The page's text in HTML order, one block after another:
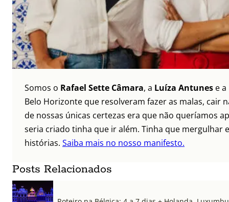
Somos o Rafael Sette Câmara, a Luíza Antunes e a
Belo Horizonte que resolveram fazer as malas, cair
de nossas únicas certezas era que não queríamos
seria criado tinha que ir além. Tinha que mergulhar
histórias. Saiba mais no nosso manifesto.
Posts Relacionados